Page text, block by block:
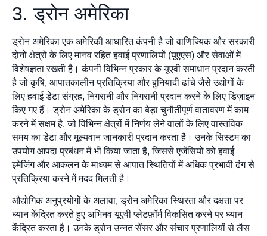
3. ड्रोन अमेरिका
ड्रोन अमेरिका एक अमेरिकी आधारित कंपनी है जो वाणिज्यिक और सरकारी
दोनों क्षेत्रों के लिए मानव रहित हवाई प्रणालियों (यूएएस) और सेवाओं में
विशेषज्ञता रखती है। कंपनी विभिन्न प्रकार के यूएवी समाधान प्रदान करती
है जो कृषि, आपातकालीन प्रतिक्रिया और बुनियादी ढांचे जैसे उद्योगों के
लिए हवाई डेटा संग्रह, निगरानी और निगरानी प्रदान करने के लिए डिज़ाइन
किए गए हैं। ड्रोन अमेरिका के ड्रोन का बेड़ा चुनौतीपूर्ण वातावरण में काम
करने में सक्षम है, जो विभिन्न क्षेत्रों में निर्णय लेने वालों के लिए वास्तविक
समय का डेटा और मूल्यवान जानकारी प्रदान करता है। उनके सिस्टम का
उपयोग आपदा प्रबंधन में भी किया जाता है, जिससे एजेंसियों को हवाई
इमेजिंग और आकलन के माध्यम से आपात स्थितियों में अधिक प्रभावी ढंग से
प्रतिक्रिया करने में मदद मिलती है।
औद्योगिक अनुप्रयोगों के अलावा, ड्रोन अमेरिका स्थिरता और दक्षता पर
ध्यान केंद्रित करते हुए अभिनव यूएवी प्लेटफ़ॉर्म विकसित करने पर ध्यान
केंद्रित करता है। उनके ड्रोन उन्नत सेंसर और संचार प्रणालियों से लैस